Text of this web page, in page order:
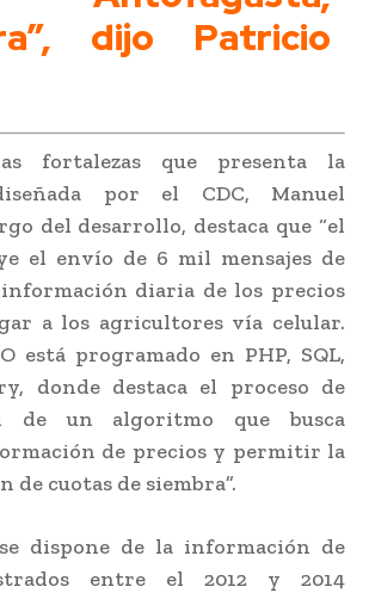
dijo Patricio
fortalezas que presenta la
por el CDC, Manuel
del desarrollo, destaca que “el
el envío de 6 mil mensajes de
diaria de los precios
a los agricultores vía celular.
está programado en PHP, SQL,
donde destaca el proceso de
de un algoritmo que busca
de precios y permitir la
cuotas de siembra”.
dispone de la información de
entre el 2012 y 2014